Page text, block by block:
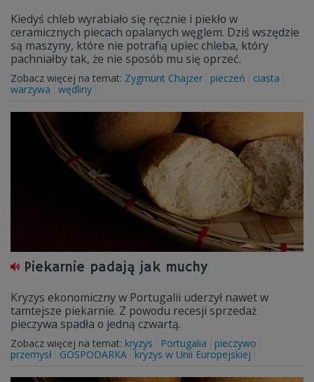
Kiedyś chleb wyrabiało się ręcznie i piekło w
ceramicznych piecach opalanych węglem. Dziś wszędzie
są maszyny, które nie potrafią upiec chleba, który
pachniałby tak, że nie sposób mu się oprzeć.
Zobacz więcej na temat: Zygmunt Chajzer pieczeń
ciasta
warzywa
wędliny
Piekarnie padają jak muchy
Kryzys ekonomiczny w Portugalii uderzył nawet w
tamtejsze piekarnie. Z powodu recesji sprzedaż
pieczywa spadła o jedną czwartą.
Zobacz więcej na temat: kryzys Portugalia
pieczywo
przemysł
GOSPODARKA kryzys w Unii Europejskiej